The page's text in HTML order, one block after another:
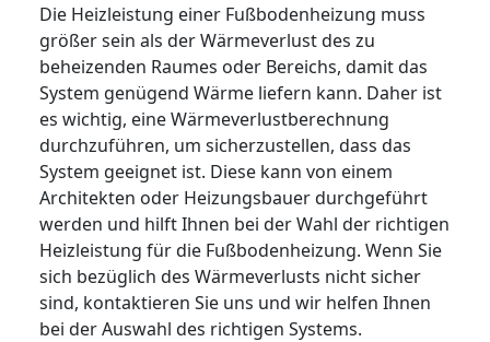
Die Heizleistung einer Fußbodenheizung muss
größer sein als der Wärmeverlust des zu
beheizenden Raumes oder Bereichs, damit das
System genügend Wärme liefern kann. Daher ist
es wichtig, eine Wärmeverlustberechnung
durchzuführen, um sicherzustellen, dass das
System geeignet ist. Diese kann von einem
Architekten oder Heizungsbauer durchgeführt
werden und hilft Ihnen bei der Wahl der richtigen
Heizleistung für die Fußbodenheizung. Wenn Sie
sich bezüglich des Wärmeverlusts nicht sicher
sind, kontaktieren Sie uns und wir helfen Ihnen
bei der Auswahl des richtigen Systems.